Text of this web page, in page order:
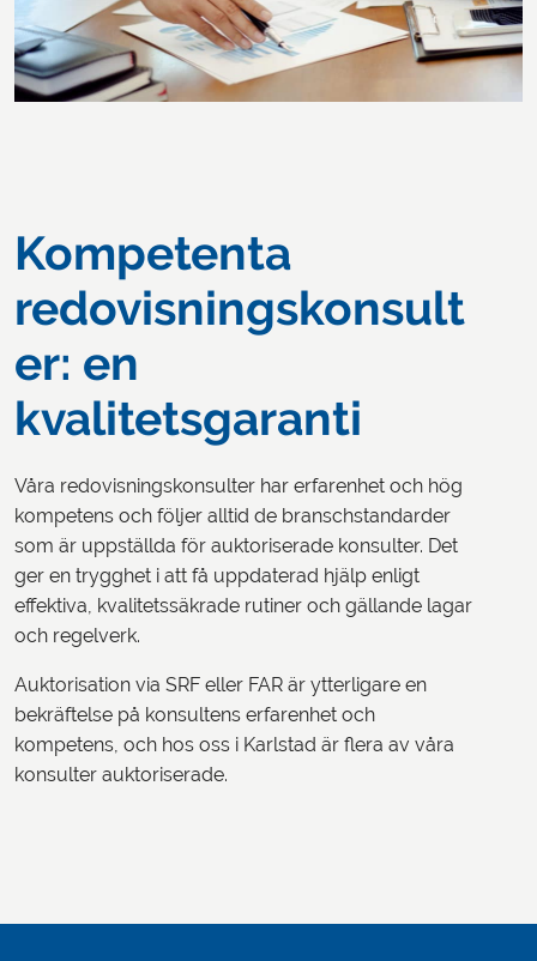
Kompetenta
redovisningskonsult
er: en
kvalitetsgaranti
Våra redovisningskonsulter har erfarenhet och hög
kompetens och följer alltid de branschstandarder
som är uppställda för auktoriserade konsulter. Det
ger en trygghet i att få uppdaterad hjälp enligt
effektiva, kvalitetssäkrade rutiner och gällande lagar
och regelverk.
Auktorisation via SRF eller FAR är ytterligare en
bekräftelse på konsultens erfarenhet och
kompetens, och hos oss i Karlstad är flera av våra
konsulter auktoriserade.